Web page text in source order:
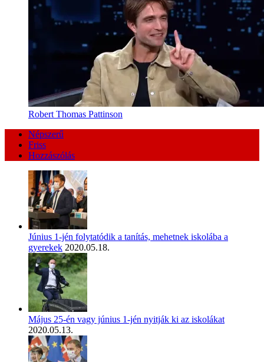
Robert Thomas Pattinson
Népszerű
Friss
Hozzászólás
Június 1-jén folytatódik a tanítás, mehetnek iskolába a
gyerekek 2020.05.18.
Május 25-én vagy június 1-jén nyitják ki az iskolákat
2020.05.13.